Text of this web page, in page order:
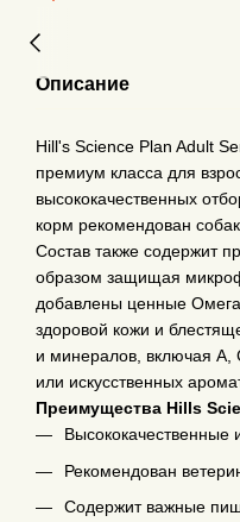
Описание
Hill's Science Plan Adult
премиум класса для
высококачественных
корм рекомендован
Состав также содержит
образом защищая
добавлены ценные
здоровой кожи и
и минералов, включая A,
или искусственных
Преимущества Hills
Высококачественные
Рекомендован
Содержит важные